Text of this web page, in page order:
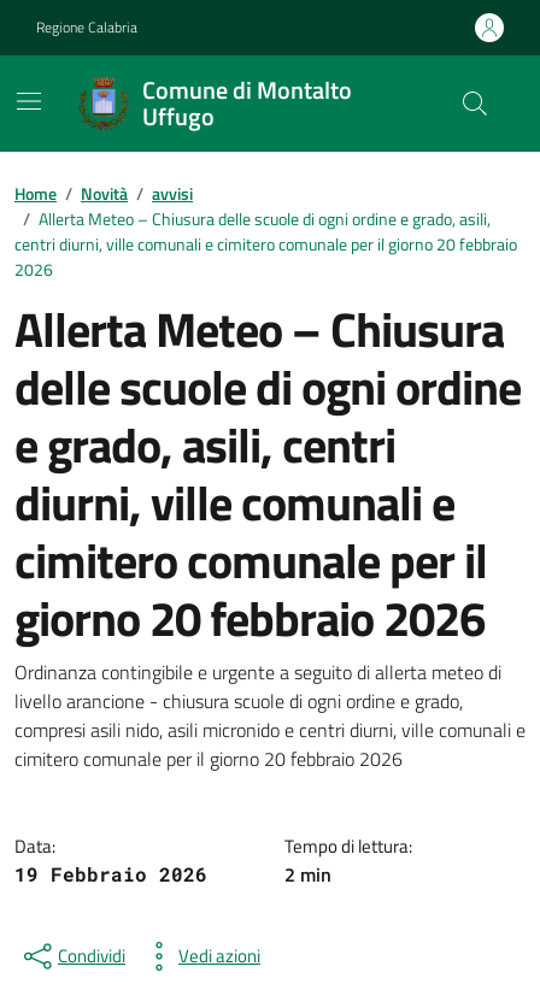
Regione Calabria
Comune di Montalto
Uffugo
Home / Novità / avvisi
/ Allerta Meteo – Chiusura delle scuole di ogni ordine e grado, asili,
centri diurni, ville comunali e cimitero comunale per il giorno 20 febbraio
2026
Allerta Meteo – Chiusura
delle scuole di ogni ordine
e grado, asili, centri
diurni, ville comunali e
cimitero comunale per il
giorno 20 febbraio 2026
Dettagli della notizia
Ordinanza contingibile e urgente a seguito di allerta meteo di
livello arancione - chiusura scuole di ogni ordine e grado,
compresi asili nido, asili micronido e centri diurni, ville comunali e
cimitero comunale per il giorno 20 febbraio 2026
Data:
19 Febbraio 2026
Tempo di lettura:
2 min
Condividi Vedi azioni